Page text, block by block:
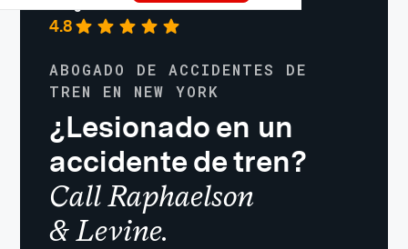
721 reseñas
4.8
ABOGADO DE ACCIDENTES DE
TREN EN NEW YORK
¿Lesionado en un
accidente de tren?
Call Raphaelson
& Levine.